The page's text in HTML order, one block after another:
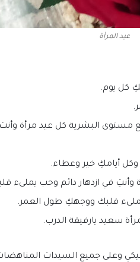
عيد المرأة
كل يوم.
مستوى البشرية كل عيد مرأة
وكل أيامكِ خير وعطاء.
وأنتِ في ازدهار دائم وحب يملىء
يملىء قلبك ووجهكِ طول العمر.
سعيد يارفيقة الدرب.
وعلى جميع السيدات